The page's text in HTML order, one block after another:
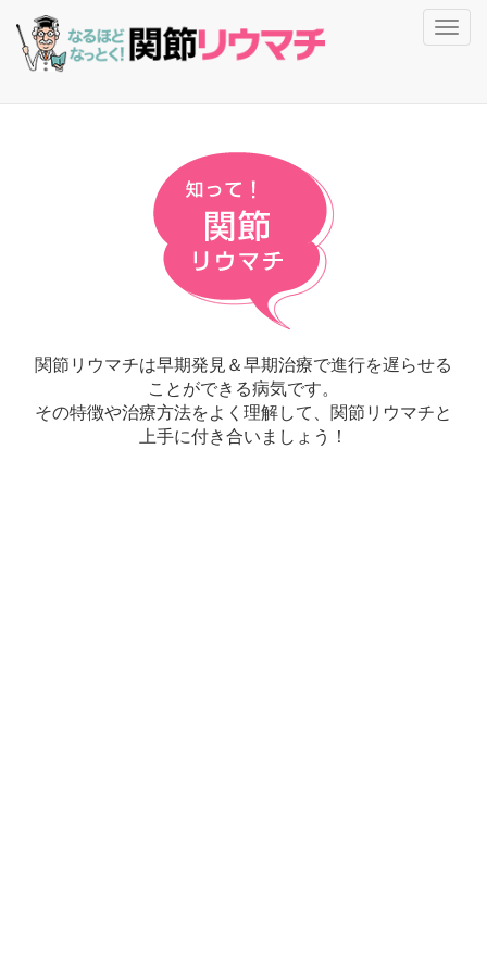
関節リウマチは早期発見＆早期治療で進行を遅らせる
ことができる病気です。
その特徴や治療方法をよく理解して、関節リウマチと
上手に付き合いましょう！